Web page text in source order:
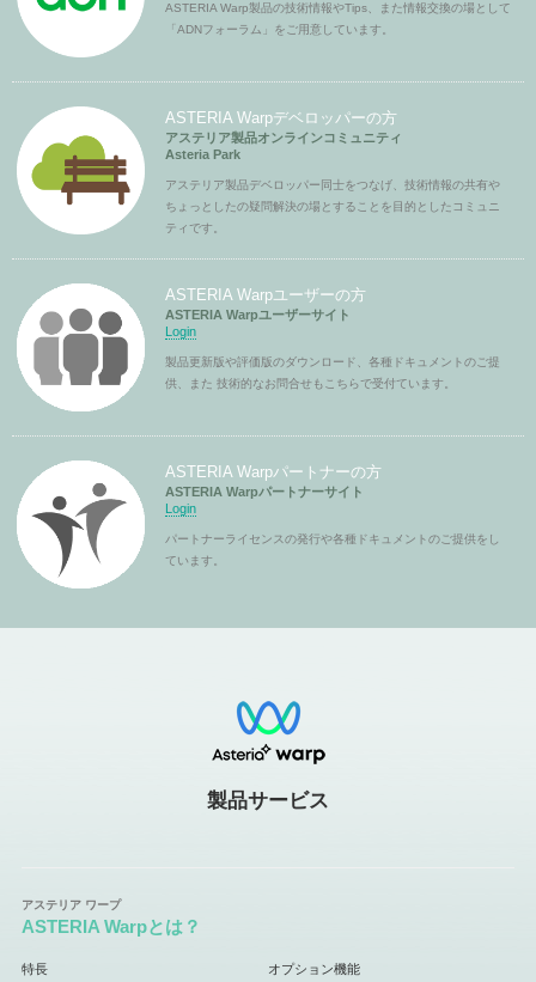
ASTERIA Warp製品の技術情報やTips、また情報交換の場として
「ADNフォーラム」をご用意しています。
ASTERIA Warpデベロッパーの方
アステリア製品オンラインコミュニティ
Asteria Park
アステリア製品デベロッパー同士をつなげ、技術情報の共有や
ちょっとしたの疑問解決の場とすることを目的としたコミュニ
ティです。
ASTERIA Warpユーザーの方
ASTERIA Warpユーザーサイト
Login
製品更新版や評価版のダウンロード、各種ドキュメントのご提
供、また 技術的なお問合せもこちらで受付ています。
ASTERIA Warpパートナーの方
ASTERIA Warpパートナーサイト
Login
パートナーライセンスの発行や各種ドキュメントのご提供をし
ています。
製品サービス
ASTERIA Warpとは？
特長 オプション機能